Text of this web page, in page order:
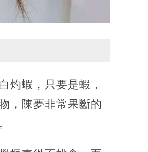
灼蝦，只要是蝦，
，陳夢非常果斷的